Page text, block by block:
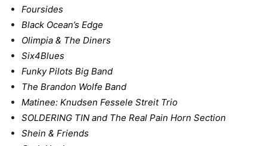
Foursides
Black Ocean’s Edge
Olimpia & The Diners
Six4Blues
Funky Pilots Big Band
The Brandon Wolfe Band
Matinee: Knudsen Fessele Streit Trio
SOLDERING TIN and The Real Pain Horn Section
Shein & Friends